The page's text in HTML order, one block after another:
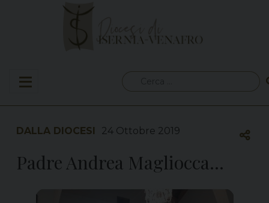
per:
DALLA DIOCESI 24 Ottobre 2019
Padre Andrea Magliocca…